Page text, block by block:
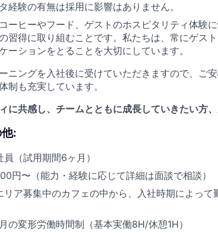
経験の有無は採用に影響はありません。
ーヒーやフード、ゲストのホスピタリティ体験
習得に取り組むことです。私たちは、常にゲス
ーションをとることを大切にしています。
ニングを入社後に受けていただきますので、ご
制も充実しています。
に共感し、チームとともに成長していきたい方、
:
（試用期間6ヶ月）
円〜（能力・経験に応じて詳細は面談で相談）
リア募集中のカフェの中から、入社時期によって
の変形労働時間制（基本実働8H/休憩1H）